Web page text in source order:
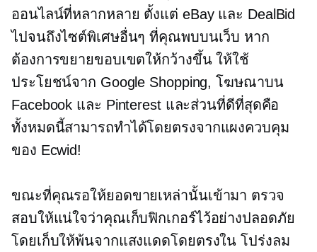
ออนไลน์ที่หลากหลาย ตั้งแต่ eBay และ DealBid
ไปจนถึงไซต์พิเศษอื่นๆ ที่คุณพบบนเว็บ หาก
ต้องการขยายขอบเขตให้กว้างขึ้น ให้ใช้
ประโยชน์จาก Google Shopping, โฆษณาบน
Facebook และ Pinterest และส่วนที่ดีที่สุดคือ
ทั้งหมดนี้สามารถทำได้โดยตรงจากแผงควบคุม
ของ Ecwid!
ขณะที่คุณรอให้ยอดขายเหล่านั้นเข้ามา ตรวจ
สอบให้แน่ใจว่าคุณเก็บฟิกเกอร์ไว้อย่างปลอดภัย
โดยเก็บให้พ้นจากแสงแดดโดยตรงในโปร่งลม